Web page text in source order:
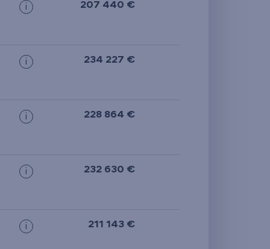
i 207 440 €
i 234 227 €
i 228 864 €
i 232 630 €
i 211 143 €